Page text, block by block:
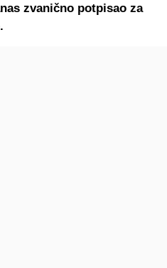
zvanično potpisao za